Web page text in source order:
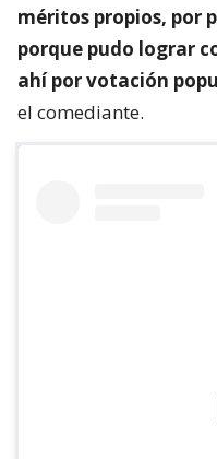
méritos propios, por
porque pudo lograr
ahí por votación
el comediante.